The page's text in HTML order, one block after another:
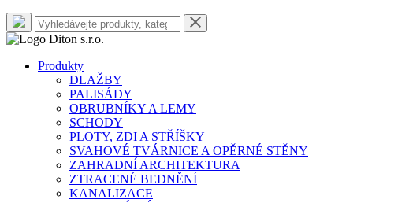
Produkty
DLAŽBY
PALISÁDY
OBRUBNÍKY A LEMY
SCHODY
PLOTY, ZDI A STŘÍŠKY
SVAHOVÉ TVÁRNICE A OPĚRNÉ STĚNY
ZAHRADNÍ ARCHITEKTURA
ZTRACENÉ BEDNĚNÍ
KANALIZACE